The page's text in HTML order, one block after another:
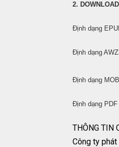
2. DOWNLOAD
Định
Định
Định
Định
THÔNG TIN
Công ty phát